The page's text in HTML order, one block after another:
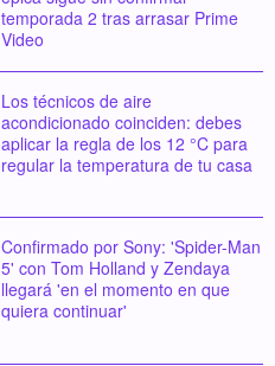
temporada 2 tras arrasar Prime
Video
Los técnicos de aire
acondicionado coinciden: debes
aplicar la regla de los 12 °C para
regular la temperatura de tu casa
Confirmado por Sony: 'Spider-Man
5' con Tom Holland y Zendaya
llegará 'en el momento en que
quiera continuar'